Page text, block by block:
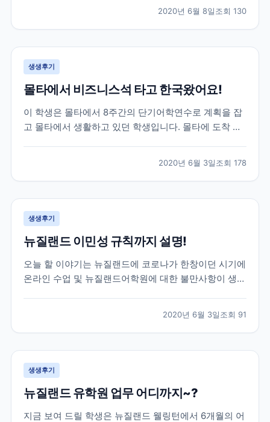
급해지면서 항공권에 대해 고민을 하기 시작했는데요!
그러던 중 주한 뉴질랜드 대사관에서 공지한 전세기 소
식이...
2020년 6월 8일조회 130
생생후기
몰타에서 비즈니스석 타고 한국왔어요!
이 학생은 몰타에서 8주간의 단기어학연수로 계획을 잡
고 몰타에서 생활하고 있던 학생입니다. 몰타에 도착 후
코로나로 인한 공항 폐쇄 등의 소식등을 전하게 되었는
데요! 이 학생은 학업을 잠시 멈추고 한국으로 돌아오기
로...
2020년 6월 3일조회 178
생생후기
뉴질랜드 이민성 규칙까지 설명!
오늘 할 이야기는 뉴질랜드에 코로나가 한창이던 시기에
온라인 수업 및 뉴질랜드어학원에 대한 불만사항이 생겼
다. 이 학생은 뉴질랜드어학연수 6개월을 계획하고 떠난
학생인데, 3개월차에 뉴질랜드가 코로나로 인한 락다운
이...
2020년 6월 3일조회 91
생생후기
뉴질랜드 유학원 업무 어디까지~?
지금 보여 드릴 학생은 뉴질랜드 웰링턴에서 6개월의 어